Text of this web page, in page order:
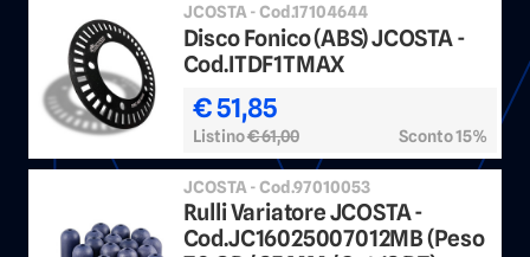
JCOSTA - Cod.17104644
Disco Fonico (ABS) JCOSTA -
Cod.ITDF1TMAX
€ 51,85
Listino€ 61,00 Sconto 15%
JCOSTA - Cod.97010053
Rulli Variatore JCOSTA -
Cod.JC16025007012MB (Peso